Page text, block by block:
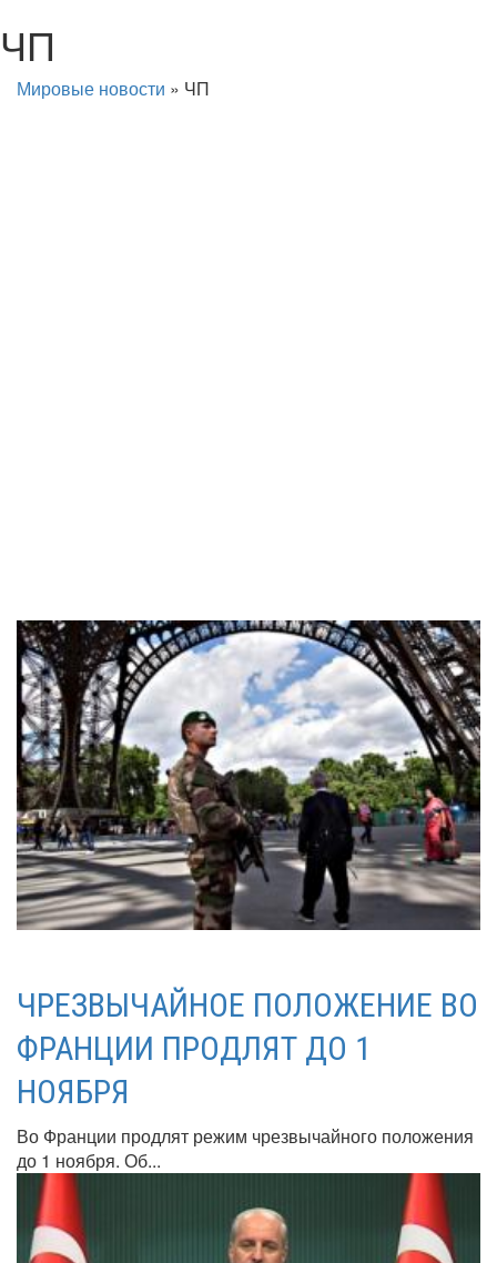
ЧП
Мировые новости » ЧП
ЧРЕЗВЫЧАЙНОЕ ПОЛОЖЕНИЕ ВО
ФРАНЦИИ ПРОДЛЯТ ДО 1
НОЯБРЯ
Во Франции продлят режим чрезвычайного положения
до 1 ноября. Об...